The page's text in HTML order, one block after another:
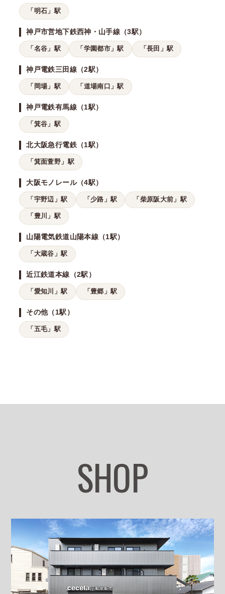
「明石」駅
神戸市営地下鉄西神・山手線（3駅）
「名谷」駅 「学園都市」駅 「長田」駅
神戸電鉄三田線（2駅）
「岡場」駅 「道場南口」駅
神戸電鉄有馬線（1駅）
「箕谷」駅
北大阪急行電鉄（1駅）
「箕面萱野」駅
大阪モノレール（4駅）
「宇野辺」駅 「少路」駅 「柴原阪大前」駅
「豊川」駅
山陽電気鉄道山陽本線（1駅）
「大蔵谷」駅
近江鉄道本線（2駅）
「愛知川」駅 「豊郷」駅
その他（1駅）
「五毛」駅
SHOP